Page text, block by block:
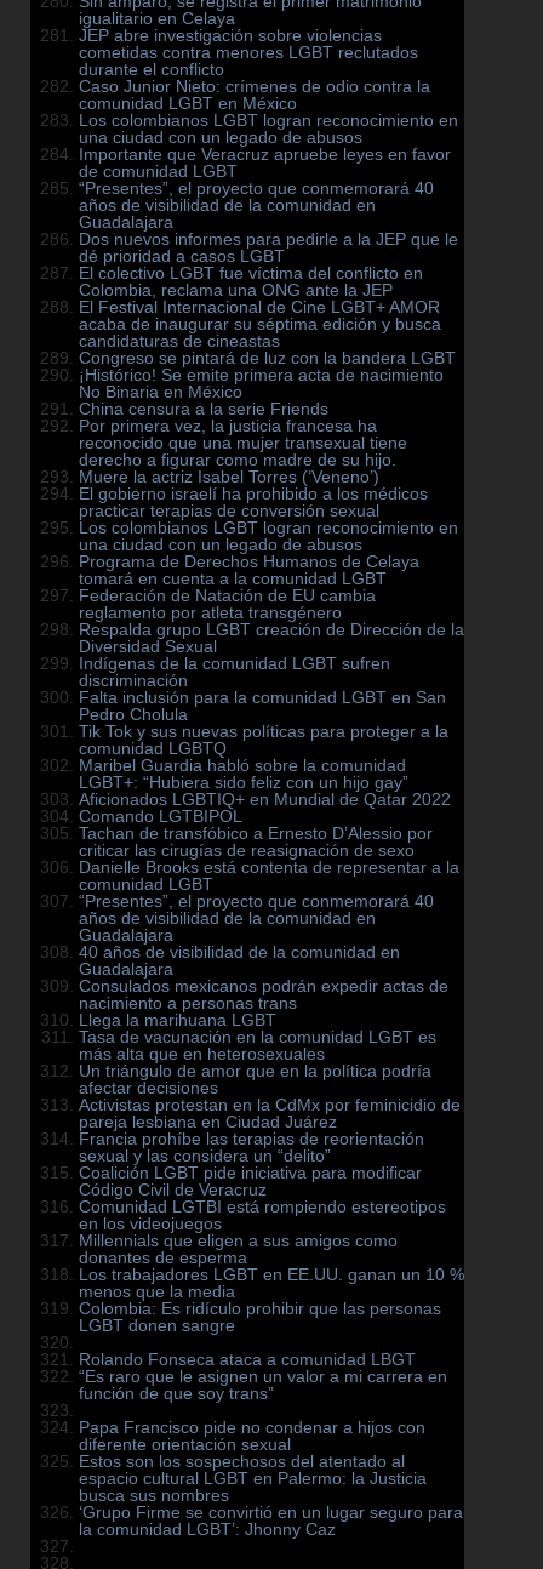
igualitario en Celaya
JEP abre investigación sobre violencias
cometidas contra menores LGBT reclutados
durante el conflicto
Caso Junior Nieto: crímenes de odio contra la
comunidad LGBT en México
Los colombianos LGBT logran reconocimiento en
una ciudad con un legado de abusos
Importante que Veracruz apruebe leyes en favor
de comunidad LGBT
“Presentes”, el proyecto que conmemorará 40
años de visibilidad de la comunidad en
Guadalajara
Dos nuevos informes para pedirle a la JEP que le
dé prioridad a casos LGBT
El colectivo LGBT fue víctima del conflicto en
Colombia, reclama una ONG ante la JEP
El Festival Internacional de Cine LGBT+ AMOR
acaba de inaugurar su séptima edición y busca
candidaturas de cineastas
Congreso se pintará de luz con la bandera LGBT
¡Histórico! Se emite primera acta de nacimiento
No Binaria en México
China censura a la serie Friends
Por primera vez, la justicia francesa ha
reconocido que una mujer transexual tiene
derecho a figurar como madre de su hijo.
Muere la actriz Isabel Torres (‘Veneno’)
El gobierno israelí ha prohibido a los médicos
practicar terapias de conversión sexual
Los colombianos LGBT logran reconocimiento en
una ciudad con un legado de abusos
Programa de Derechos Humanos de Celaya
tomará en cuenta a la comunidad LGBT
Federación de Natación de EU cambia
reglamento por atleta transgénero
Respalda grupo LGBT creación de Dirección de la
Diversidad Sexual
Indígenas de la comunidad LGBT sufren
discriminación
Falta inclusión para la comunidad LGBT en San
Pedro Cholula
Tik Tok y sus nuevas políticas para proteger a la
comunidad LGBTQ
Maribel Guardia habló sobre la comunidad
LGBT+: “Hubiera sido feliz con un hijo gay”
Aficionados LGBTIQ+ en Mundial de Qatar 2022
Comando LGTBIPOL
Tachan de transfóbico a Ernesto D’Alessio por
criticar las cirugías de reasignación de sexo
Danielle Brooks está contenta de representar a la
comunidad LGBT
“Presentes”, el proyecto que conmemorará 40
años de visibilidad de la comunidad en
Guadalajara
40 años de visibilidad de la comunidad en
Guadalajara
Consulados mexicanos podrán expedir actas de
nacimiento a personas trans
Llega la marihuana LGBT
Tasa de vacunación en la comunidad LGBT es
más alta que en heterosexuales
Un triángulo de amor que en la política podría
afectar decisiones
Activistas protestan en la CdMx por feminicidio de
pareja lesbiana en Ciudad Juárez
Francia prohíbe las terapias de reorientación
sexual y las considera un “delito”
Coalición LGBT pide iniciativa para modificar
Código Civil de Veracruz
Comunidad LGTBI está rompiendo estereotipos
en los videojuegos
Millennials que eligen a sus amigos como
donantes de esperma
Los trabajadores LGBT en EE.UU. ganan un 10 %
menos que la media
Colombia: Es ridículo prohibir que las personas
LGBT donen sangre
Rolando Fonseca ataca a comunidad LBGT
“Es raro que le asignen un valor a mi carrera en
función de que soy trans”
Papa Francisco pide no condenar a hijos con
diferente orientación sexual
Estos son los sospechosos del atentado al
espacio cultural LGBT en Palermo: la Justicia
busca sus nombres
‘Grupo Firme se convirtió en un lugar seguro para
la comunidad LGBT’: Jhonny Caz